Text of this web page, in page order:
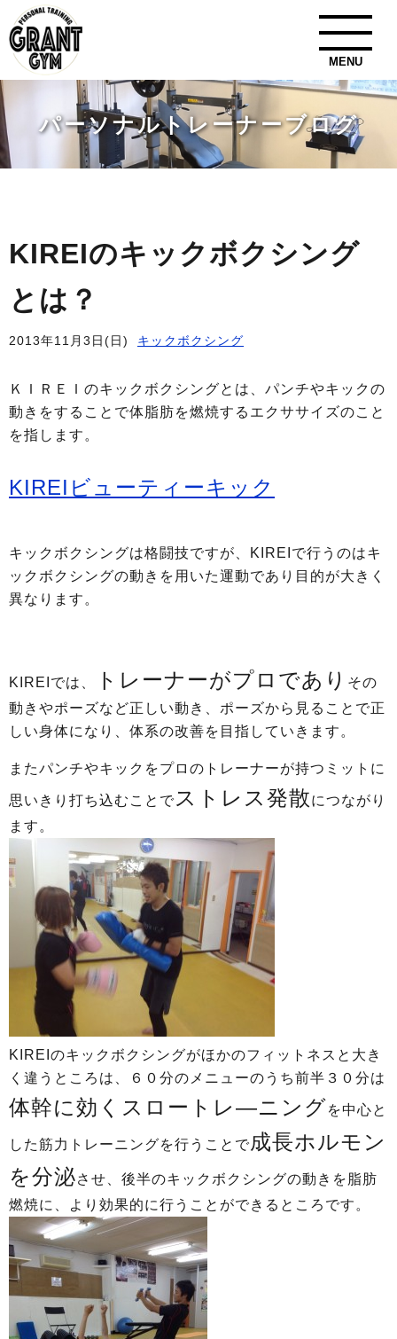
MENU
パーソナルトレーナーブログ
KIREIのキックボクシング
とは？
2013年11月3日(日) キックボクシング
ＫＩＲＥＩのキックボクシングとは、パンチやキックの
動きをすることで体脂肪を燃焼するエクササイズのこと
を指します。
KIREIビューティーキック
キックボクシングは格闘技ですが、KIREIで行うのはキ
ックボクシングの動きを用いた運動であり目的が大きく
異なります。
KIREIでは、 トレーナーがプロであり その
動きやポーズなど正しい動き、ポーズから見ることで正
しい身体になり、体系の改善を目指していきます。
またパンチやキックをプロのトレーナーが持つミットに
思いきり打ち込むことで ストレス発散につながり
ます。
KIREIのキックボクシングがほかのフィットネスと大き
く違うところは、６０分のメニューのうち前半３０分は
体幹に効くスロートレ―ニングを中心と
した筋力トレーニングを行うことで成長ホルモン
を分泌させ、後半のキックボクシングの動きを脂肪
燃焼に、より効果的に行うことができるところです。